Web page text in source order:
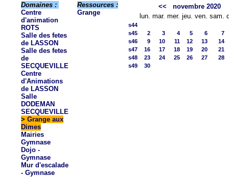
Domaines :
Centre
d'animation
ROTS
Salle des fetes
de LASSON
Salle des fetes
de
SECQUEVILLE
Centre
d'Animations
de LASSON
Salle
DODEMAN
SECQUEVILLE
> Grange aux
Dimes
Mairies
Gymnase
Dojo -
Gymnase
Mur d'escalade
- Gymnase
Ressources :
Grange
<<
novembre 2020
lun. mar. mer. jeu. ven. sam.
s44
s45
2 3 4 5 6
7
s46
9 10 11 12 13
14
s47
16 17 18 19 20
21
s48
23 24 25 26 27
28
s49
30